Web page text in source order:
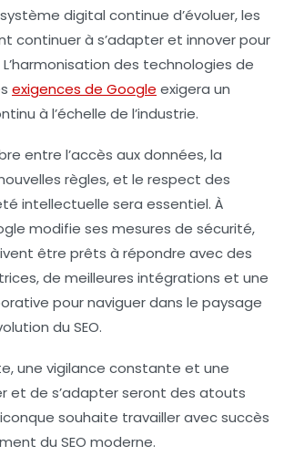
digital continue d’évoluer, les
continuer à s’adapter et innover pour
des technologies de
exigences de Google exigera un
à l’échelle de l’industrie.
entre l’accès aux données, la
règles, et le respect des
intellectuelle sera essentiel. À
modifie ses mesures de sécurité,
être prêts à répondre avec des
de meilleures intégrations et une
pour naviguer dans le paysage
du SEO.
une vigilance constante et une
et de s’adapter seront des atouts
souhaite travailler avec succès
du SEO moderne.